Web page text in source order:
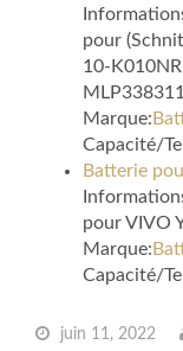
pour
10-
Marque:
Capacité/
Batterie
pour VIVO
Marque:
Capacité/
juin 11, 2022